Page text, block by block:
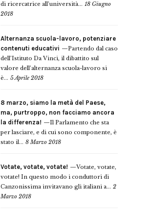
di ricercatrice all’università... 18 Giugno
2018
Alternanza scuola-lavoro, potenziare
contenuti educativi
Partendo dal caso
dell’Istituto Da Vinci, il dibattito sul
valore dell’alternanza scuola-lavoro si
è... 5 Aprile 2018
8 marzo, siamo la metà del Paese,
ma, purtroppo, non facciamo ancora
la differenza!
Il Parlamento che sta
per lasciare, e di cui sono componente, è
stato il... 8 Marzo 2018
Votate, votate, votate!
Votate, votate,
votate! In questo modo i conduttori di
Canzonissima invitavano gli italiani a... 2
Marzo 2018